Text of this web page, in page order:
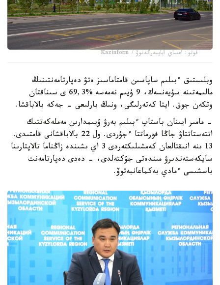
فوتو: اعىباي اياپبەرگەنوۆ / Kazinform
وبلىستىق ءبىلىم ساپاسىن قامتاماسىز ەتۋ دەپارتامەنتىنىڭ
مالىمەتىنە سۇيەنسەك، 9 ۇيىم نەمەسە %69,3 ى سىناقتان
وتكەن جوق. ايتا كەتەرلىگى، ونىڭ بارلىعى - جەكە بالاباقشا.
- مامىر ايىنان باستاپ ءبىلىم بەرۋ ۇيىمدارىن مەملەكەتتىك
اتتەستاتتاۋ جاڭا فورماتتا ءجۇردى. ول 22 بالاباقشانى قامتىدى.
13 ىنە انىقتالعان كەمشىلىكتەردى 3 اي ىشىندە زاڭناما تالاپتارىنا
سايكەستەندىرۋ مىندەتى جۇكتەلدى، - دەدى دەپارتامەنت
باسشىسى ءمادي بەكماعانبەتوۆ.